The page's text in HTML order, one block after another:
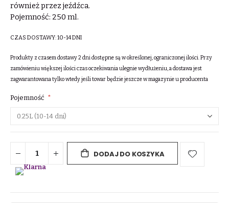
również przez jeźdźca.
Pojemność: 250 ml.
CZAS DOSTAWY:10-14 DNI
Produkty z czasem dostawy 2 dni dostępne są w określonej, ograniczonej ilości. Przy
zamówieniu większej ilości czas oczekiwania ulegnie wydłużeniu, a dostawa jest
zagwarantowana tylko wtedy jeśli towar będzie jeszcze w magazynie u producenta
Pojemność
DODAJ DO KOSZYKA